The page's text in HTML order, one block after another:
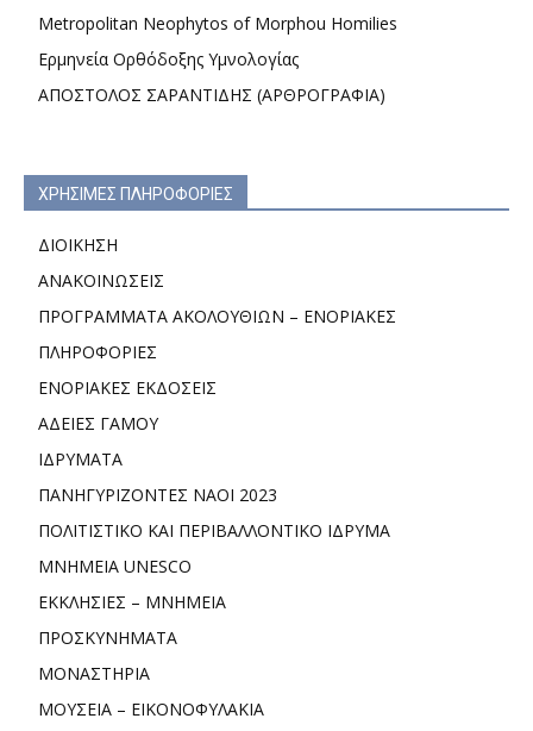
Metropolitan Neophytos of Morphou Homilies
Ερμηνεία Ορθόδοξης Υμνολογίας
ΑΠΟΣΤΟΛΟΣ ΣΑΡΑΝΤΙΔΗΣ (ΑΡΘΡΟΓΡΑΦΙΑ)
ΧΡΗΣΙΜΕΣ ΠΛΗΡΟΦΟΡΙΕΣ
ΔΙΟΙΚΗΣΗ
ΑΝΑΚΟΙΝΩΣΕΙΣ
ΠΡΟΓΡΑΜΜΑΤΑ ΑΚΟΛΟΥΘΙΩΝ – ΕΝΟΡΙΑΚΕΣ
ΠΛΗΡΟΦΟΡΙΕΣ
ΕΝΟΡΙΑΚΕΣ ΕΚΔΟΣΕΙΣ
ΑΔΕΙΕΣ ΓΑΜΟΥ
ΙΔΡΥΜΑΤΑ
ΠΑΝΗΓΥΡΙΖΟΝΤΕΣ ΝΑΟΙ 2023
ΠΟΛΙΤΙΣΤΙΚΟ ΚΑΙ ΠΕΡΙΒΑΛΛΟΝΤΙΚΟ ΙΔΡΥΜΑ
ΜΝΗΜΕΙΑ UNESCO
ΕΚΚΛΗΣΙΕΣ – ΜΝΗΜΕΙΑ
ΠΡΟΣΚΥΝΗΜΑΤΑ
ΜΟΝΑΣΤΗΡΙΑ
ΜΟΥΣΕΙΑ – ΕΙΚΟΝΟΦΥΛΑΚΙΑ